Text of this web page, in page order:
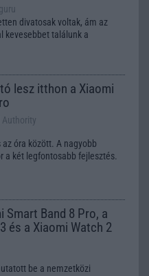
divatosak voltak, ám az
kevesebbet találunk a
lesz itthon a Xiaomi
Authority
óra között. A nagyobb
a két legfontosabb fejlesztés.
Smart Band 8 Pro, a
és a Xiaomi Watch 2
be a nemzetközi